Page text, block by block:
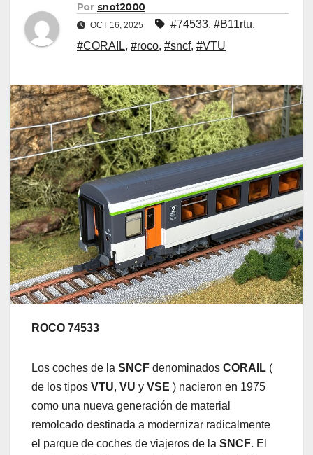
Por snot2000
OCT 16, 2025 #74533, #B11rtu,
#CORAIL, #roco, #sncf, #VTU
ROCO 74533
Los coches de la SNCF denominados CORAIL (
de los tipos VTU, VU y VSE ) nacieron en 1975
como una nueva generación de material
remolcado destinada a modernizar radicalmente
el parque de coches de viajeros de la SNCF. El